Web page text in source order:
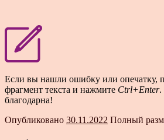
Если вы нашли ошибку или опечатку,
фрагмент текста и нажмите Ctrl+Enter.
благодарна!
Опубликовано 30.11.2022 Полный